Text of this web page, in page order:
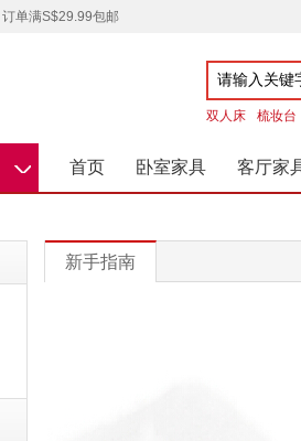
订单满S$29.99包邮
双人床 梳妆台
◇ 首页 卧室家具 客厅家
新手指南